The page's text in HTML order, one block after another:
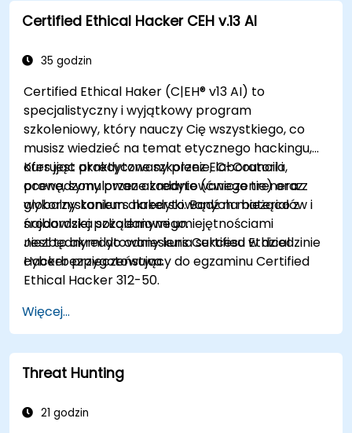
Certified Ethical Hacker CEH v.13 AI
35 godzin
Certified Ethical Haker (C|EH® v13 AI) to
specjalistyczny i wyjątkowy program
szkoleniowy, który nauczy Cię wszystkiego, co
musisz wiedzieć na temat etycznego hackingu,
oferując praktyczne szkolenie, laboratoria,
ocenę, symulowane zadanie (ćwiczenie) oraz
globalny konkurs hakerski. Bądź na bieżąco z
najbardziej pożądanymi umiejętnościami
niezbędnymi do odniesienia sukcesu w dziedzinie
cyberbezpieczeństwa.
Kurs jest akredytowany przez EC-Council i
prowadzony przez akredytowanego trenera z
wykorzystaniem akredytowanych materiałów i
środowiska szkoleniowego.
Jest to akredytowany kurs Certified Ethical
Hacker przygotowujący do egzaminu Certified
Ethical Hacker 312-50.
Więcej...
Threat Hunting
21 godzin